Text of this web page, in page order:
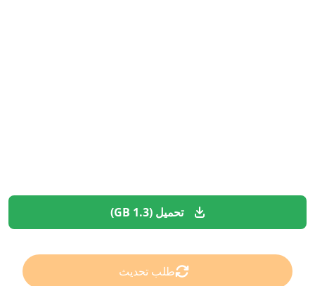
تحميل (1.3 GB)
طلب تحديث